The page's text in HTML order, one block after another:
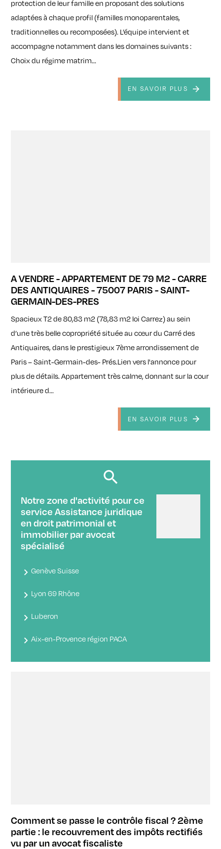
protection de leur famille en proposant des solutions
adaptées à chaque profil (familles monoparentales,
traditionnelles ou recomposées). L’équipe intervient et
accompagne notamment dans les domaines suivants :
Choix du régime matrim...
EN SAVOIR PLUS
A VENDRE - APPARTEMENT DE 79 M2 - CARRE
DES ANTIQUAIRES - 75007 PARIS - SAINT-
GERMAIN-DES-PRES
Spacieux T2 de 80,83 m2 (78,83 m2 loi Carrez) au sein
d’une très belle copropriété située au cœur du Carré des
Antiquaires, dans le prestigieux 7ème arrondissement de
Paris – Saint-Germain-des- Prés.Lien vers l'annonce pour
plus de détails. Appartement très calme, donnant sur la cour
intérieure d...
EN SAVOIR PLUS
Notre zone d'activité pour ce
service Assistance juridique
en droit patrimonial et
immobilier par avocat
spécialisé
Genève Suisse
Lyon 69 Rhône
Luberon
Aix-en-Provence région PACA
Comment se passe le contrôle fiscal ? 2ème
partie : le recouvrement des impôts rectifiés
vu par un avocat fiscaliste